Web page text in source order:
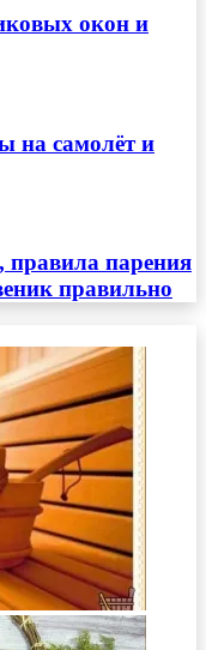
окон и
на самолёт и
правила парения
правильно